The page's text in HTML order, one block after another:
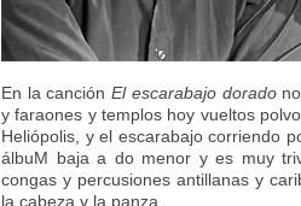
En la canciónEl escarabajo doradono
y faraones y templos hoy vueltos
Heliópolis, y el escarabajo corriendo
álbuM baja a do menor y es muy
congas y percusiones antillanas y
la cabeza y la panza.